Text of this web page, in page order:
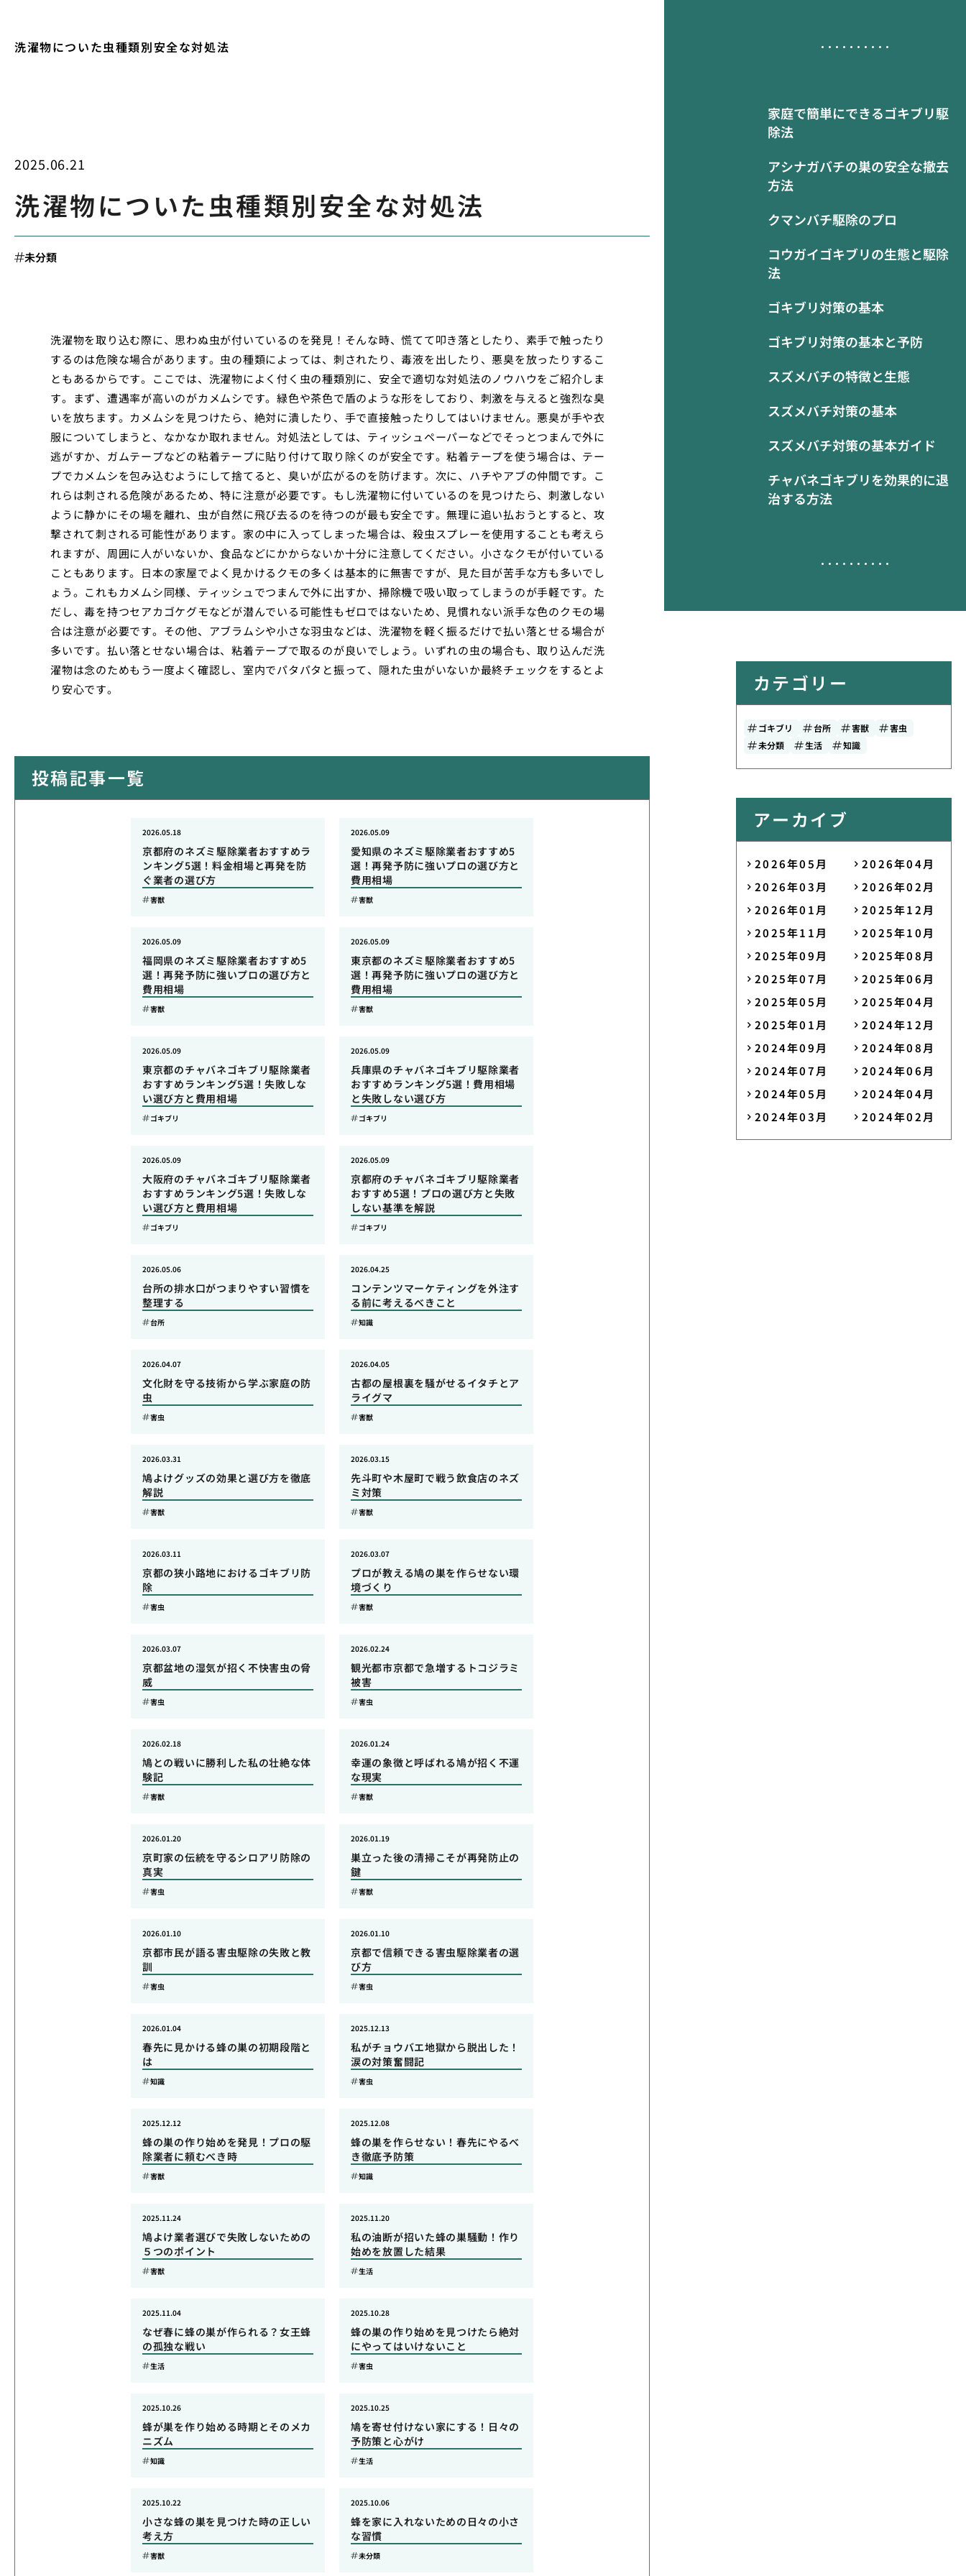
洗濯物についた虫種類別安全な対処法
家庭で簡単にできるゴキブリ駆
除法
アシナガバチの巣の安全な撤去
方法
クマンバチ駆除のプロ
コウガイゴキブリの生態と駆除
法
ゴキブリ対策の基本
ゴキブリ対策の基本と予防
スズメバチの特徴と生態
スズメバチ対策の基本
スズメバチ対策の基本ガイド
チャバネゴキブリを効果的に退
治する方法
2025.06.21
洗濯物についた虫種類別安全な対処法
未分類
洗濯物を取り込む際に、思わぬ虫が付いているのを発見！そんな時、慌てて叩き落としたり、素手で触ったり
するのは危険な場合があります。虫の種類によっては、刺されたり、毒液を出したり、悪臭を放ったりするこ
ともあるからです。ここでは、洗濯物によく付く虫の種類別に、安全で適切な対処法のノウハウをご紹介しま
す。まず、遭遇率が高いのがカメムシです。緑色や茶色で盾のような形をしており、刺激を与えると強烈な臭
いを放ちます。カメムシを見つけたら、絶対に潰したり、手で直接触ったりしてはいけません。悪臭が手や衣
服についてしまうと、なかなか取れません。対処法としては、ティッシュペーパーなどでそっとつまんで外に
逃がすか、ガムテープなどの粘着テープに貼り付けて取り除くのが安全です。粘着テープを使う場合は、テー
プでカメムシを包み込むようにして捨てると、臭いが広がるのを防げます。次に、ハチやアブの仲間です。こ
れらは刺される危険があるため、特に注意が必要です。もし洗濯物に付いているのを見つけたら、刺激しない
ように静かにその場を離れ、虫が自然に飛び去るのを待つのが最も安全です。無理に追い払おうとすると、攻
撃されて刺される可能性があります。家の中に入ってしまった場合は、殺虫スプレーを使用することも考えら
れますが、周囲に人がいないか、食品などにかからないか十分に注意してください。小さなクモが付いている
こともあります。日本の家屋でよく見かけるクモの多くは基本的に無害ですが、見た目が苦手な方も多いでし
ょう。これもカメムシ同様、ティッシュでつまんで外に出すか、掃除機で吸い取ってしまうのが手軽です。た
だし、毒を持つセアカゴケグモなどが潜んでいる可能性もゼロではないため、見慣れない派手な色のクモの場
合は注意が必要です。その他、アブラムシや小さな羽虫などは、洗濯物を軽く振るだけで払い落とせる場合が
多いです。払い落とせない場合は、粘着テープで取るのが良いでしょう。いずれの虫の場合も、取り込んだ洗
濯物は念のためもう一度よく確認し、室内でパタパタと振って、隠れた虫がいないか最終チェックをするとよ
り安心です。
投稿記事一覧
京都府のネズミ駆除業者おすすめラ
ンキング5選！料金相場と再発を防
ぐ業者の選び方
2026.05.18
害獣
愛知県のネズミ駆除業者おすすめ5
選！再発予防に強いプロの選び方と
費用相場
2026.05.09
害獣
福岡県のネズミ駆除業者おすすめ5
選！再発予防に強いプロの選び方と
費用相場
2026.05.09
害獣
東京都のネズミ駆除業者おすすめ5
選！再発予防に強いプロの選び方と
費用相場
2026.05.09
害獣
東京都のチャバネゴキブリ駆除業者
おすすめランキング5選！失敗しな
い選び方と費用相場
2026.05.09
ゴキブリ
兵庫県のチャバネゴキブリ駆除業者
おすすめランキング5選！費用相場
と失敗しない選び方
2026.05.09
ゴキブリ
大阪府のチャバネゴキブリ駆除業者
おすすめランキング5選！失敗しな
い選び方と費用相場
2026.05.09
ゴキブリ
京都府のチャバネゴキブリ駆除業者
おすすめ5選！プロの選び方と失敗
しない基準を解説
2026.05.09
ゴキブリ
台所の排水口がつまりやすい習慣を
整理する
2026.05.06
台所
コンテンツマーケティングを外注す
る前に考えるべきこと
2026.04.25
知識
文化財を守る技術から学ぶ家庭の防
虫
2026.04.07
害虫
古都の屋根裏を騒がせるイタチとア
ライグマ
2026.04.05
害獣
鳩よけグッズの効果と選び方を徹底
解説
2026.03.31
害獣
先斗町や木屋町で戦う飲食店のネズ
ミ対策
2026.03.15
害獣
京都の狭小路地におけるゴキブリ防
除
2026.03.11
害虫
プロが教える鳩の巣を作らせない環
境づくり
2026.03.07
害獣
京都盆地の湿気が招く不快害虫の脅
威
2026.03.07
害虫
観光都市京都で急増するトコジラミ
被害
2026.02.24
害虫
鳩との戦いに勝利した私の壮絶な体
験記
2026.02.18
害獣
幸運の象徴と呼ばれる鳩が招く不運
な現実
2026.01.24
害獣
京町家の伝統を守るシロアリ防除の
真実
2026.01.20
害虫
巣立った後の清掃こそが再発防止の
鍵
2026.01.19
害獣
京都市民が語る害虫駆除の失敗と教
訓
2026.01.10
害虫
京都で信頼できる害虫駆除業者の選
び方
2026.01.10
害虫
春先に見かける蜂の巣の初期段階と
は
2026.01.04
知識
私がチョウバエ地獄から脱出した！
涙の対策奮闘記
2025.12.13
害虫
蜂の巣の作り始めを発見！プロの駆
除業者に頼むべき時
2025.12.12
害獣
蜂の巣を作らせない！春先にやるべ
き徹底予防策
2025.12.08
知識
鳩よけ業者選びで失敗しないための
５つのポイント
2025.11.24
害獣
私の油断が招いた蜂の巣騒動！作り
始めを放置した結果
2025.11.20
生活
なぜ春に蜂の巣が作られる？女王蜂
の孤独な戦い
2025.11.04
生活
蜂の巣の作り始めを見つけたら絶対
にやってはいけないこと
2025.10.28
害虫
蜂が巣を作り始める時期とそのメカ
ニズム
2025.10.26
知識
鳩を寄せ付けない家にする！日々の
予防策と心がけ
2025.10.25
生活
小さな蜂の巣を見つけた時の正しい
考え方
2025.10.22
害獣
蜂を家に入れないための日々の小さ
な習慣
2025.10.06
未分類
カテゴリー
ゴキブリ 台所 害獣
害虫
未分類
生活 知識
アーカイブ
2026年05月
2026年04月
2026年03月
2026年02月
2026年01月
2025年12月
2025年11月
2025年10月
2025年09月
2025年08月
2025年07月
2025年06月
2025年05月
2025年04月
2025年01月
2024年12月
2024年09月
2024年08月
2024年07月
2024年06月
2024年05月
2024年04月
2024年03月
2024年02月